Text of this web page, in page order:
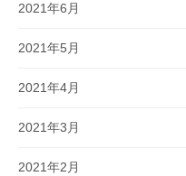
2021年6月
2021年5月
2021年4月
2021年3月
2021年2月